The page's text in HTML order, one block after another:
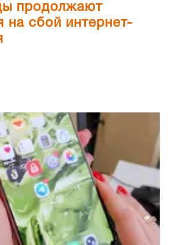
продолжают
на сбой интернет-